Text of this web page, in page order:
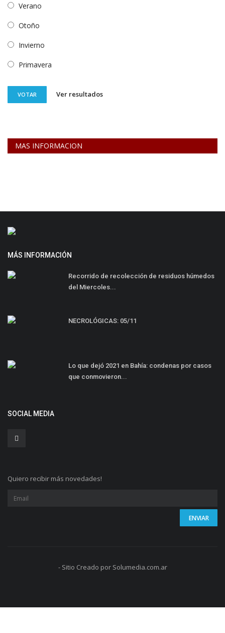
Verano
Otoño
Invierno
Primavera
VOTAR Ver resultados
MAS INFORMACION
MÁS INFORMACIÓN
Recorrido de recolección de residuos húmedos
del Miercoles...
NECROLÓGICAS: 05/11
Lo que dejó 2021 en Bahía: condenas por casos
que conmovieron...
SOCIAL MEDIA
Quiero recibir más novedades!
- Sitio Creado por Solumedia.com.ar